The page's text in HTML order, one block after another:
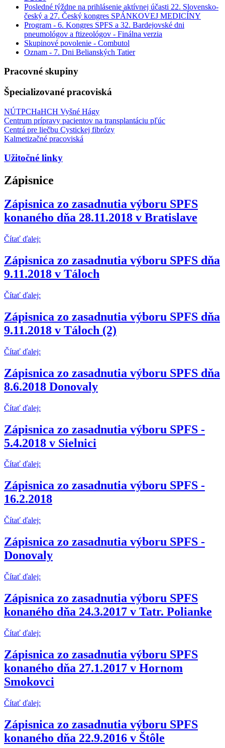
Posledné týždne na prihlásenie aktívnej účasti 22. Slovensko-
český a 27. Český kongres SPÁNKOVEJ MEDICÍNY
Program - 6. Kongres SPFS a 32. Bardejovské dni
pneumológov a ftizeológov - Finálna verzia
Skupinové povolenie - Combutol
Oznam - 7. Dni Belianských Tatier
Pracovné skupiny
Špecializované pracoviská
NÚTPCHaHCH Vyšné Hágy
Centrum prípravy pacientov na transplantáciu pľúc
Centrá pre liečbu Cystickej fibrózy
Kalmetizačné pracoviská
Užitočné linky
Zápisnice
Zápisnica zo zasadnutia výboru SPFS
konaného dňa 28.11.2018 v Bratislave
Čítať ďalej:
Zápisnica zo zasadnutia výboru SPFS dňa
9.11.2018 v Táloch
Čítať ďalej:
Zápisnica zo zasadnutia výboru SPFS dňa
9.11.2018 v Táloch (2)
Čítať ďalej:
Zápisnica zo zasadnutia výboru SPFS dňa
8.6.2018 Donovaly
Čítať ďalej:
Zápisnica zo zasadnutia výboru SPFS -
5.4.2018 v Sielnici
Čítať ďalej:
Zápisnica zo zasadnutia výboru SPFS -
16.2.2018
Čítať ďalej:
Zápisnica zo zasadnutia výboru SPFS -
Donovaly
Čítať ďalej:
Zápisnica zo zasadnutia výboru SPFS
konaného dňa 24.3.2017 v Tatr. Polianke
Čítať ďalej:
Zápisnica zo zasadnutia výboru SPFS
konaného dňa 27.1.2017 v Hornom
Smokovci
Čítať ďalej:
Zápisnica zo zasadnutia výboru SPFS
konaného dňa 22.9.2016 v Štôle